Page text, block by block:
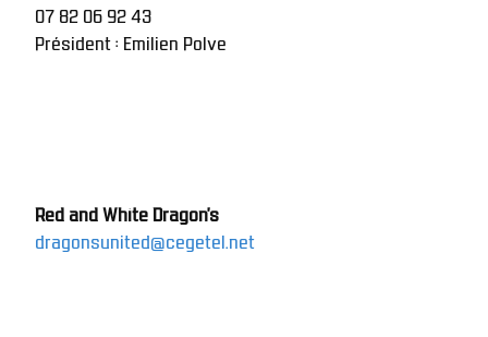
07 82 06 92 43
Président : Emilien Polve
Red and White Dragon's
dragonsunited@cegetel.net